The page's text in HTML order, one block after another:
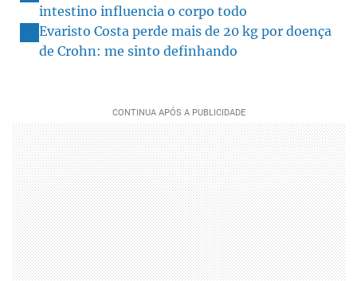
intestino influencia o corpo todo
Evaristo Costa perde mais de 20 kg por doença
de Crohn: me sinto definhando